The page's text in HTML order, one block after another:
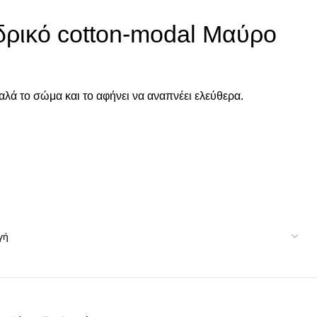
cotton-modal Μαύρο
το σώμα και το αφήνει να αναπνέει ελεύθερα.